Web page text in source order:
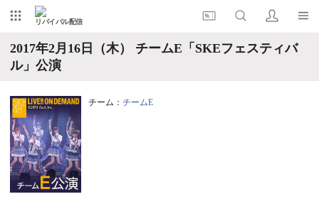
リバイバル配信
2017年2月16日（木） チームE「SKEフェスティバ
ル」公演
チーム： チームE